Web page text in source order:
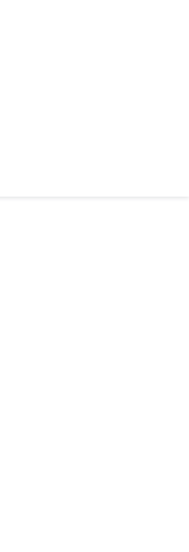
調整通知